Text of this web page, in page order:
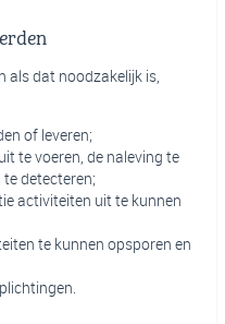
als dat noodzakelijk is,
of leveren;
te voeren, de naleving te
detecteren;
activiteiten uit te kunnen
te kunnen opsporen en